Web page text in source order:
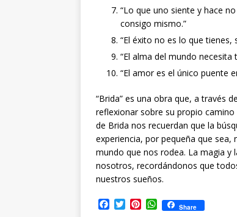
“Lo que uno siente y hace
consigo mismo.”
“El éxito no es lo que tienes,
“El alma del mundo
“El amor es el único puente
“Brida” es una obra que, a través
reflexionar sobre su propio camino
de Brida nos recuerdan que la
experiencia, por pequeña que
mundo que nos rodea. La magia y
nosotros, recordándonos que
nuestros sueños.
T
P
W
Share